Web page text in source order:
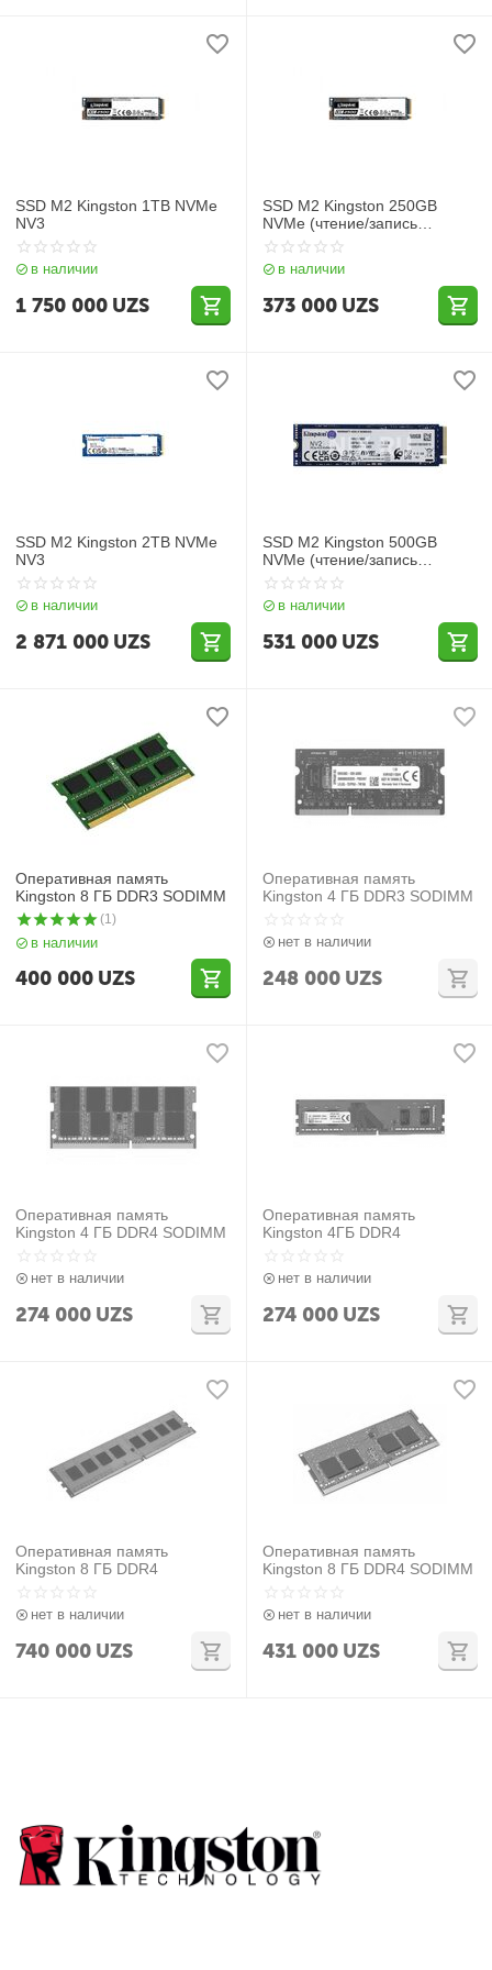
SSD M2 Kingston 1TB NVMe
NV3
в наличии
1 750 000 UZS
SSD M2 Kingston 250GB
NVMe (чтение/запись
3000/1300 МБ/с
SNV2S/250G)
в наличии
373 000 UZS
SSD M2 Kingston 2TB NVMe
NV3
в наличии
2 871 000 UZS
SSD M2 Kingston 500GB
NVMe (чтение/запись
3500/2100 МБ/с
SNV2S/500G)
в наличии
531 000 UZS
Оперативная память
Kingston 8 ГБ DDR3 SODIMM
(1)
в наличии
400 000 UZS
Оперативная память
Kingston 4 ГБ DDR3 SODIMM
нет в наличии
248 000 UZS
Оперативная память
Kingston 4 ГБ DDR4 SODIMM
нет в наличии
274 000 UZS
Оперативная память
Kingston 4ГБ DDR4
нет в наличии
274 000 UZS
Оперативная память
Kingston 8 ГБ DDR4
нет в наличии
740 000 UZS
Оперативная память
Kingston 8 ГБ DDR4 SODIMM
нет в наличии
431 000 UZS